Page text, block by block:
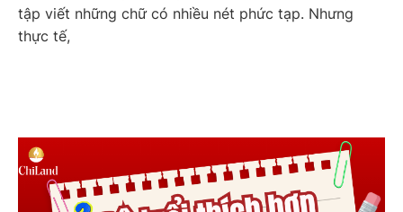
tập viết những chữ có nhiều nét phức tạp. Nhưng
thực tế,